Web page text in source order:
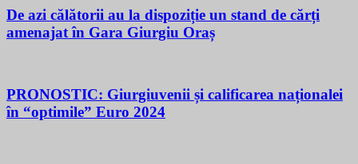
De azi călătorii au la dispoziție un stand de cărți
amenajat în Gara Giurgiu Oraș
PRONOSTIC: Giurgiuvenii și calificarea naționalei
în “optimile” Euro 2024